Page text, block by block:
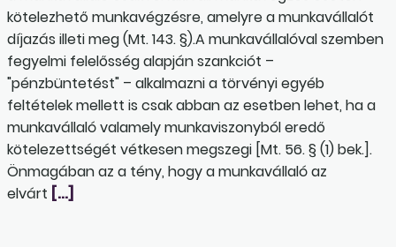
kötelezhető munkavégzésre, amelyre a munkavállalót
díjazás illeti meg (Mt. 143. §).A munkavállalóval szemben
fegyelmi felelősség alapján szankciót –
"pénzbüntetést" – alkalmazni a törvényi egyéb
feltételek mellett is csak abban az esetben lehet, ha a
munkavállaló valamely munkaviszonyból eredő
kötelezettségét vétkesen megszegi [Mt. 56. § (1) bek.].
Önmagában az a tény, hogy a munkavállaló az
elvárt […]